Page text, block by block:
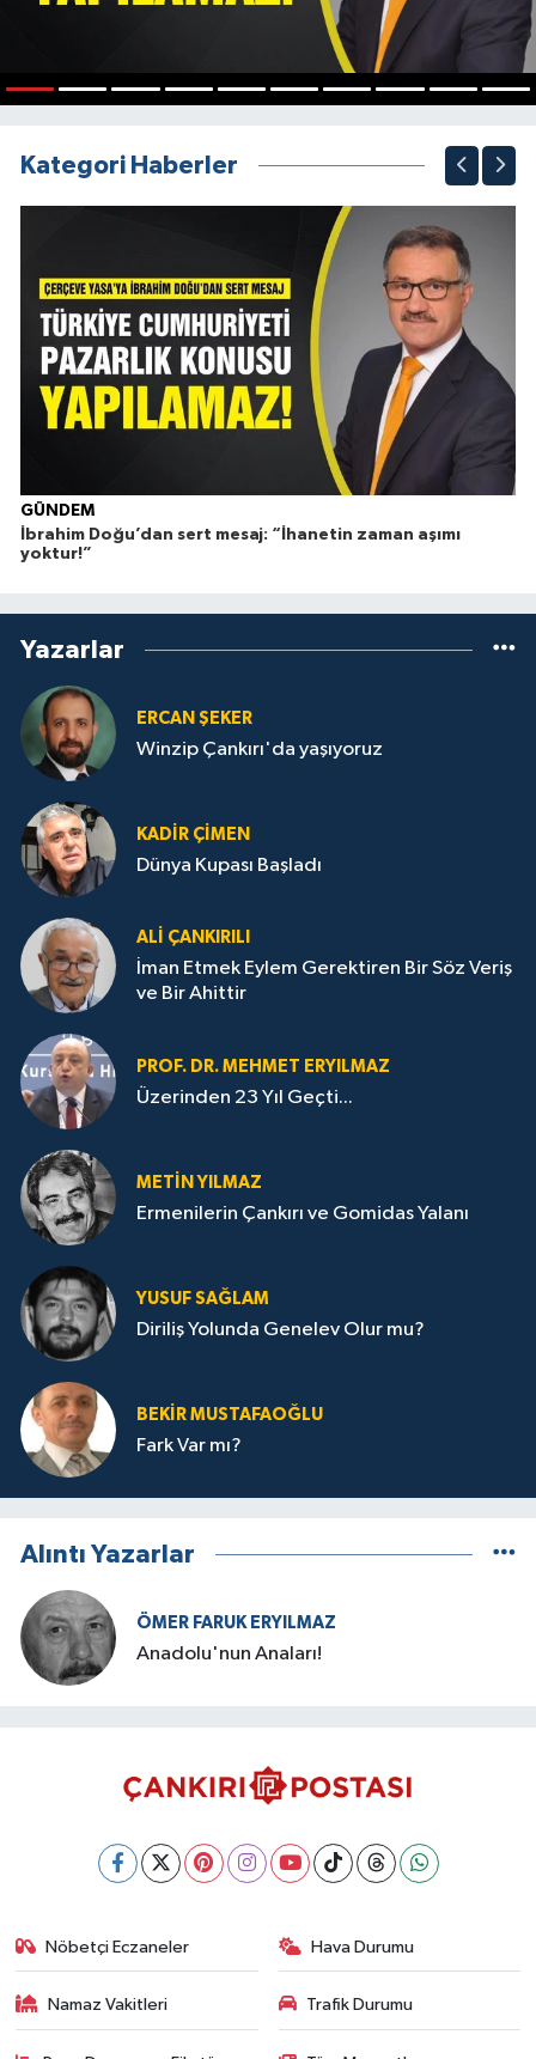
Kategori Haberler
GÜNDEM
İbrahim Doğu’dan sert mesaj: “İhanetin zaman aşımı
yoktur!”
Yazarlar
ERCAN ŞEKER
Winzip Çankırı'da yaşıyoruz
KADIR ÇIMEN
Dünya Kupası Başladı
ALI ÇANKIRILI
İman Etmek Eylem Gerektiren Bir Söz Veriş
ve Bir Ahittir
PROF. DR. MEHMET ERYILMAZ
Üzerinden 23 Yıl Geçti...
METIN YILMAZ
Ermenilerin Çankırı ve Gomidas Yalanı
YUSUF SAĞLAM
Diriliş Yolunda Genelev Olur mu?
BEKIR MUSTAFAOĞLU
Fark Var mı?
Alıntı Yazarlar
ÖMER FARUK ERYILMAZ
Anadolu'nun Anaları!
Nöbetçi Eczaneler Hava Durumu
Namaz Vakitleri Trafik Durumu